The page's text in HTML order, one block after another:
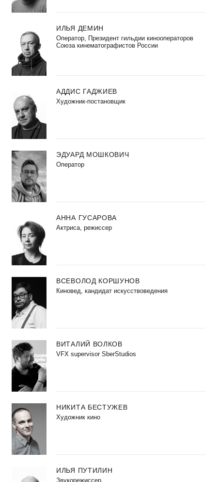
ИЛЬЯ ДЕМИН
Оператор, Президент гильдии кинооператоров
Союза кинематографистов России
АДДИС ГАДЖИЕВ
Художник-постановщик
ЭДУАРД МОШКОВИЧ
Оператор
АННА ГУСАРОВА
Актриса, режиссер
ВСЕВОЛОД КОРШУНОВ
Киновед, кандидат искусствоведения
ВИТАЛИЙ ВОЛКОВ
VFX supervisor SberStudios
НИКИТА БЕСТУЖЕВ
Художник кино
ИЛЬЯ ПУТИЛИН
Звукорежиссер